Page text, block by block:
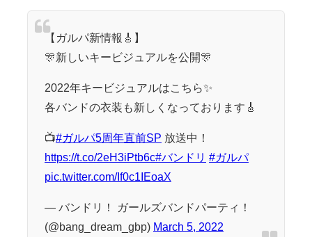
【ガルパ新情報🎸】
🎊新しいキービジュアルを公開🎊
2022年キービジュアルはこちら✨
各バンドの衣装も新しくなっております🎸
📺#ガルパ5周年直前SP 放送中！
https://t.co/2eH3iPtb6c#バンドリ #ガルパ
pic.twitter.com/If0c1IEoaX
— バンドリ！ ガールズバンドパーティ！
(@bang_dream_gbp) March 5, 2022